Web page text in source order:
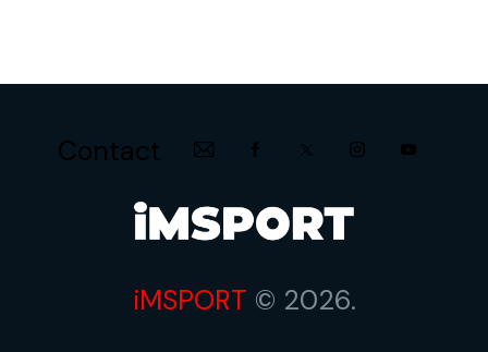
iMSPORT © 2026.
Contact